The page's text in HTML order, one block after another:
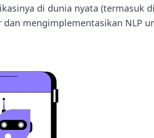
di dunia nyata (termasuk di
mengimplementasikan NLP